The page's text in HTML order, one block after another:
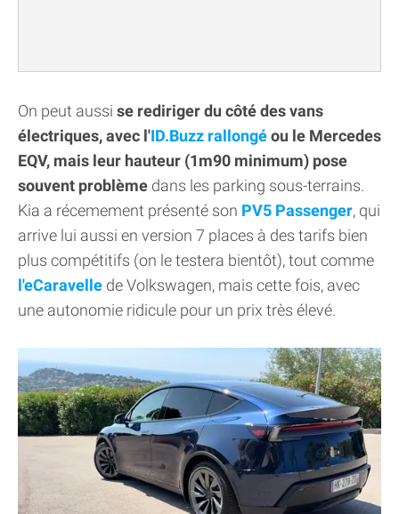
On peut aussi se rediriger du côté des vans
électriques, avec l'ID.Buzz rallongéou le Mercedes
EQV, mais leur hauteur (1m90 minimum) pose
souvent problème dans les parking sous-terrains.
Kia a récemement présenté son PV5 Passenger, qui
arrive lui aussi en version 7 places à des tarifs bien
plus compétitifs (on le testera bientôt), tout comme
l'eCaravelle de Volkswagen, mais cette fois, avec
une autonomie ridicule pour un prix très élevé.